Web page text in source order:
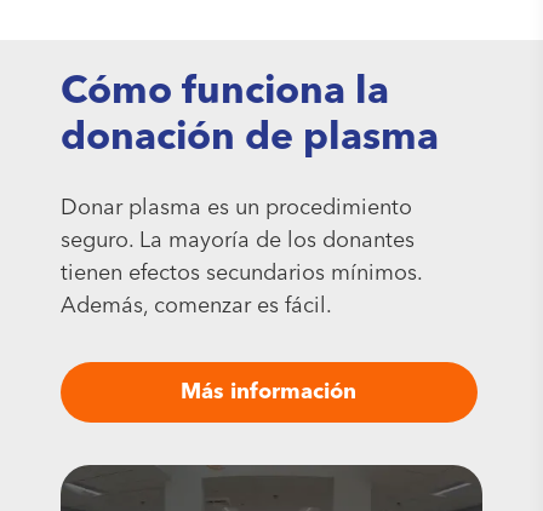
Cómo funciona la
donación de plasma
Donar plasma es un procedimiento
seguro. La mayoría de los donantes
tienen efectos secundarios mínimos.
Además, comenzar es fácil.
Más información